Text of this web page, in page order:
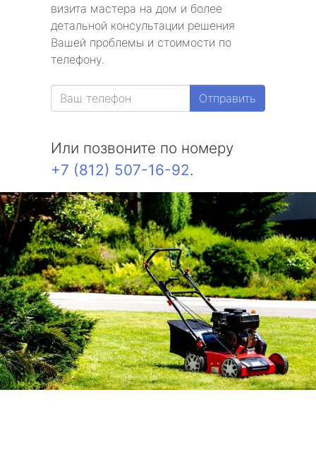
визита мастера на дом и более
детальной консультации решения
Вашей проблемы и стоимости по
телефону.
Отправить
Или позвоните по номеру
+7 (812) 507-16-92.